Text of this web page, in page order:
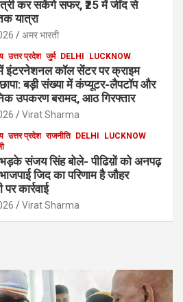
कर सकेंगे सफर, ₹25 में जींद से
यात्रा
अमर भारती
उत्तर प्रदेश जुर्म DELHI LUCKNOW
कॉल सेंटर पर क्राइम
बड़ी संख्या में कंप्यूटर-लैपटॉप और
उपकरण बरामद, आठ गिरफ्तार
Virat Sharma
उत्तर प्रदेश राजनीति DELHI
LUCKNOW
संजय सिंह बोले- पीढिय़ों को अनपढ़
जिद का परिणाम है जौहर
पर कार्रवाई
Virat Sharma